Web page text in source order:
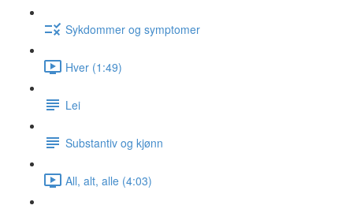
Sykdommer og symptomer
Hver (1:49)
Lei
Substantiv og kjønn
All, alt, alle (4:03)